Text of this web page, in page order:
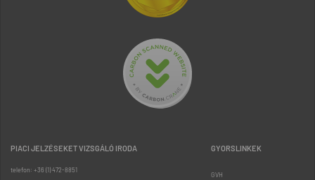
PIACI JELZÉSEKET VIZSGÁLÓ IRODA
telefon: +36 (1) 472-8851
GYORSLINKEK
GVH